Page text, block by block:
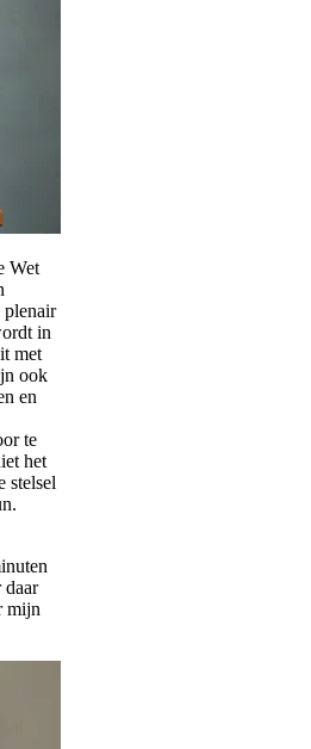
Wet
plenair
in
met
ook
en
te
het
stelsel
daar
mijn